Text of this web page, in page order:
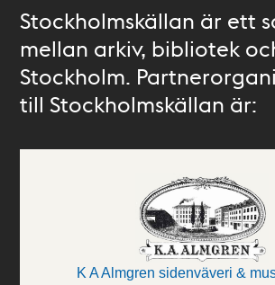
Stockholmskällan är ett
mellan arkiv, bibliotek
Stockholm.
till Stockholmskällan är:
K A Almgren sidenväveri &